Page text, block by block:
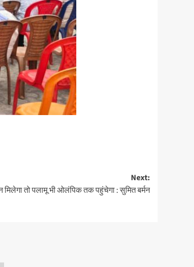
Next:
मिलेगा तो पलामू भी ओलंपिक तक पहुंचेगा : सुमित बर्मन